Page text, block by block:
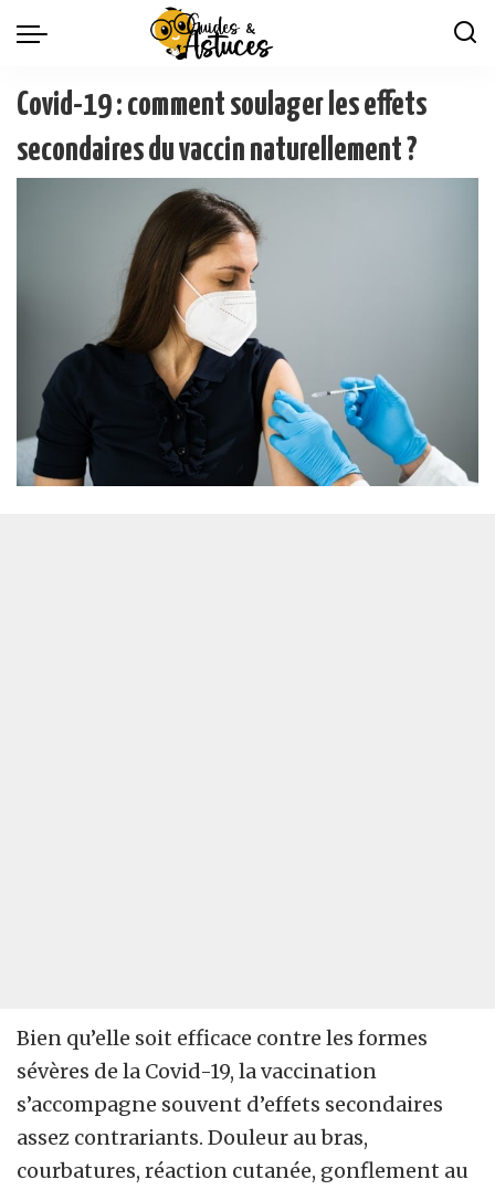
Covid-19 : comment soulager les effets
secondaires du vaccin naturellement ?
Bien qu’elle soit efficace contre les formes
sévères de la Covid-19, la vaccination
s’accompagne souvent d’effets secondaires
assez contrariants. Douleur au bras,
courbatures, réaction cutanée, gonflement au